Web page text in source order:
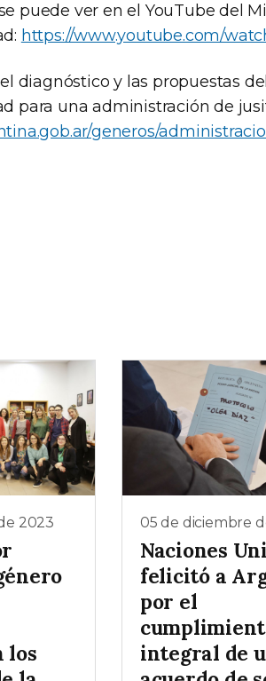
puede ver en el YouTube del
https://www.youtube.com/
diagnóstico y las propuestas
para una administración de
generos/
2023
los
05 de diciembre
Naciones
felicitó a
por el
integral de